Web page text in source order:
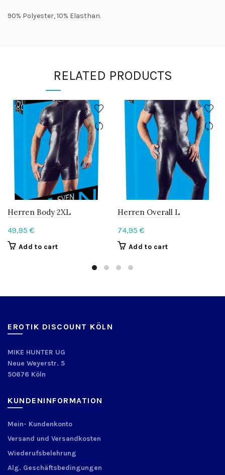
90% Polyester, 10% Elasthan.
RELATED PRODUCTS
Herren Body 2XL
49,95 €
Add to cart
Herren Overall L
74,95 €
Add to cart
EROTIK DISCOUNT KÖLN
MIKE HUNTER UG
Neue Weyerstr. 5
50676 Köln
KUNDENINFORMATION
Mein- Kundenkonto
Versand und Versandkosten
Wiederufsbelehrung
Alg. Geschäftsbedingungen